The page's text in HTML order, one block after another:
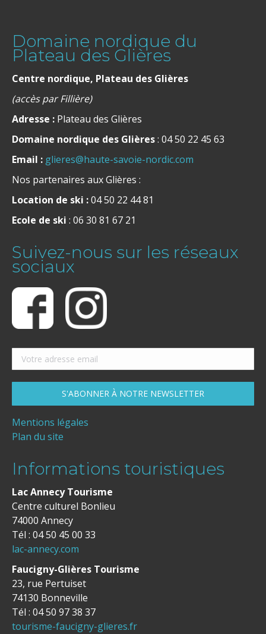
Domaine nordique du
Plateau des Glières
Centre nordique, Plateau des Glières
(accès par Fillière)
Adresse : Plateau des Glières
Domaine nordique des Glières: 04 50 22 45 63
Email : glieres@haute-savoie-nordic.com
Nos partenaires aux Glières :
Location de ski :04 50 22 44 81
Ecole de ski : 06 30 81 67 21
Suivez-nous sur les réseaux
sociaux
Mentions légales
Plan du site
Informations touristiques
Lac Annecy Tourisme
Centre culturel Bonlieu
74000 Annecy
Tél : 04 50 45 00 33
lac-annecy.com
Faucigny-Glières Tourisme
23, rue Pertuiset
74130 Bonneville
Tél : 04 50 97 38 37
tourisme-faucigny-glieres.fr